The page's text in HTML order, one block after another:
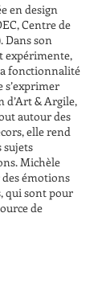
en design
Centre de
Dans son
expérimente,
fonctionnalité
s’exprimer
d’Art & Argile,
autour des
elle rend
sujets
Michèle
des émotions
qui sont pour
de